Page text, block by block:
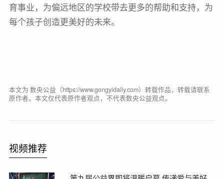
育事业，为偏远地区的学校带去更多的帮助和支持，为
每个孩子创造更美好的未来。
本文为 数央公益（https://www.gongyidaily.com）转载作品，转载请联系
原作者。本文仅代表原作者观点，不代表数央公益观点。
视频推荐